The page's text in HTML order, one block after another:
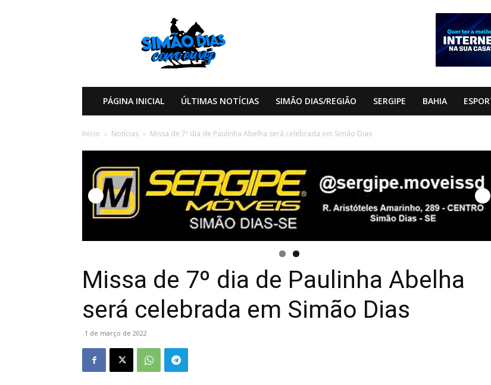
PÁGINA INICIAL ÚLTIMAS NOTÍCIAS SIMÃO DIAS/REGIÃO SERGIPE BAHIA
Início Notícias Missa de 7º dia de Paulinha Abelha será celebrada em Simão Dias
Missa de 7º dia de Paulinha Abelha
será celebrada em Simão Dias
1 de março de 2022